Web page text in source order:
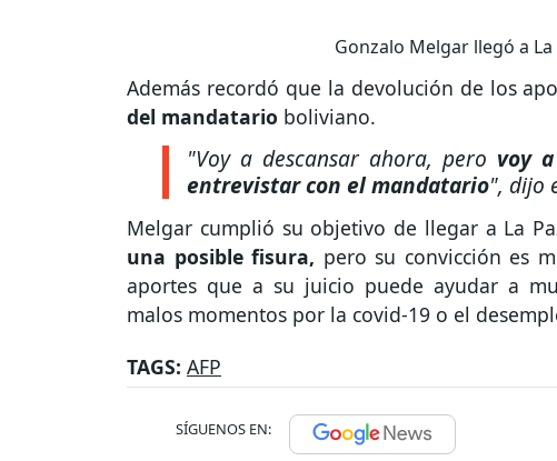
Gonzalo Melgar llegó a
Además recordó que la devolución de los
del mandatario boliviano.
"Voy a descansar ahora, pero voy
entrevistar con el mandatario", dijo
Melgar cumplió su objetivo de llegar a La
una posible fisura, pero su convicción es
aportes que a su juicio puede ayudar a
malos momentos por la covid-19 o el
TAGS: AFP
SÍGUENOS EN: